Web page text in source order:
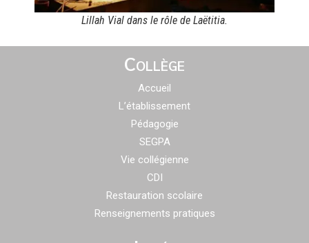
Lillah Vial dans le rôle de Laëtitia.
Collège
Accueil
L’établissement
Pédagogie
SEGPA
Vie collégienne
CDI
Restauration scolaire
Renseignements pratiques